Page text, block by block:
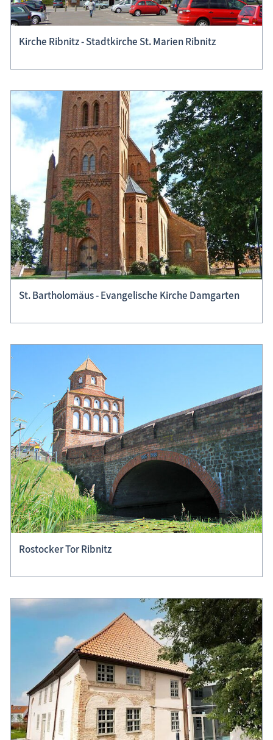
Kirche Ribnitz - Stadtkirche St. Marien Ribnitz
St. Bartholomäus - Evangelische Kirche Damgarten
Rostocker Tor Ribnitz